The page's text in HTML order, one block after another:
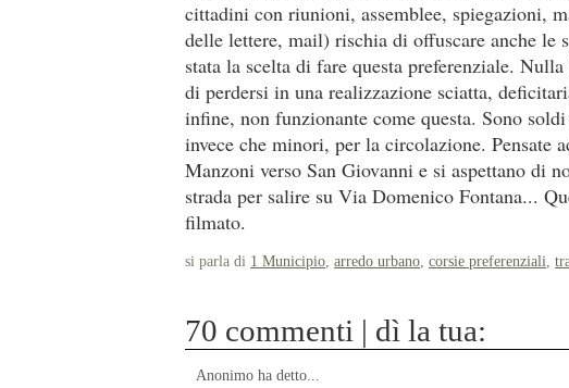
cittadini con riunioni, assemblee, spiegazioni,
delle lettere, mail) rischia di offuscare anche le
stata la scelta di fare questa preferenziale.
di perdersi in una realizzazione sciatta,
infine, non funzionante come questa. Sono
invece che minori, per la circolazione. Pensate
Manzoni verso San Giovanni e si aspettano di
strada per salire su Via Domenico Fontana...
filmato.
si parla di 1 Municipio arredo urbano corsie preferenziali
70 commenti | dì la tua:
Anonimo ha detto...